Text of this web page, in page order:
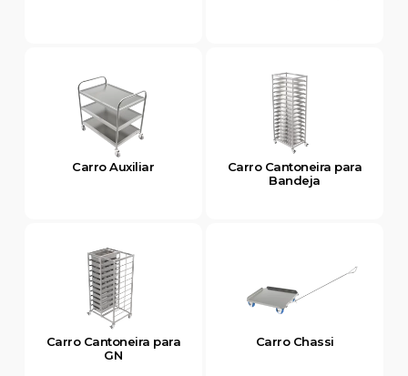
Carro Auxiliar
Carro Cantoneira para
Bandeja
Carro Cantoneira para
GN
Carro Chassi